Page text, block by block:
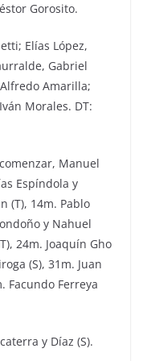
Gorosito.
Elías López,
Gabriel
Amarilla;
Morales. DT:
Manuel
Espíndola y
(T), 14m. Pablo
y Nahuel
24m. Joaquín Gho
(S), 31m. Juan
Facundo Ferreya
y Díaz (S).